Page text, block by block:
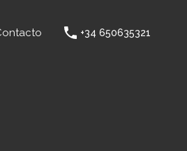
Contacto +34 650635321
+34 650635321